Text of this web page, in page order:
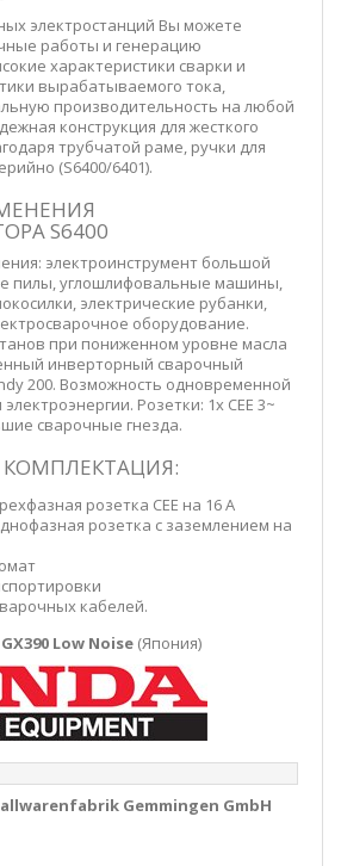
электростанций Вы можете
работы и генерацию
характеристики сварки и
вырабатываемого тока,
производительность на любой
конструкция для жесткого
трубчатой раме, ручки для
(S6400/6401).
S6400
электроинструмент большой
пилы, углошлифовальные машины,
электрические рубанки,
оборудование.
при пониженном уровне масла
инверторный сварочный
200. Возможность одновременной
Розетки: 1x СЕЕ 3~
сварочные гнезда.
розетка СЕЕ на 16 А
розетка с заземлением на
кабелей.
Low Noise (Япония)
Gemmingen GmbH